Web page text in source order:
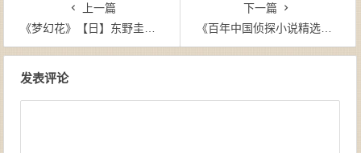
上一篇
《梦幻花》【日】东野圭吾 -epub+azw3
下一篇
《百年中国侦探小说精选（1-10卷）》- azw3
发表评论